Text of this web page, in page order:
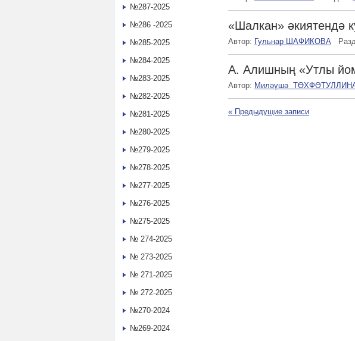
«Шалкан» әкиятендә
Автор: Гульнар ШАФИКОВА
А. Алишның «Утлы
Автор: Миләүшә
« Предыдущие записи
№287-2025
№286 -2025
№285-2025
№284-2025
№283-2025
№282-2025
№281-2025
№280-2025
№279-2025
№278-2025
№277-2025
№276-2025
№275-2025
№ 274-2025
№ 273-2025
№ 271-2025
№ 272-2025
№270-2024
№269-2024